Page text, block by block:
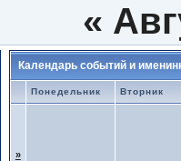
«
Календарь событий и
Понедельник Вторник
»